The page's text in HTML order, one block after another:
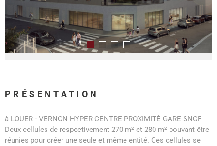
PRÉSENTATION
à LOUER - VERNON HYPER CENTRE PROXIMITÉ GARE SNCF
Deux cellules de respectivement 270 m² et 280 m² pouvant être
réunies pour créer une seule et même entité. Ces cellules se